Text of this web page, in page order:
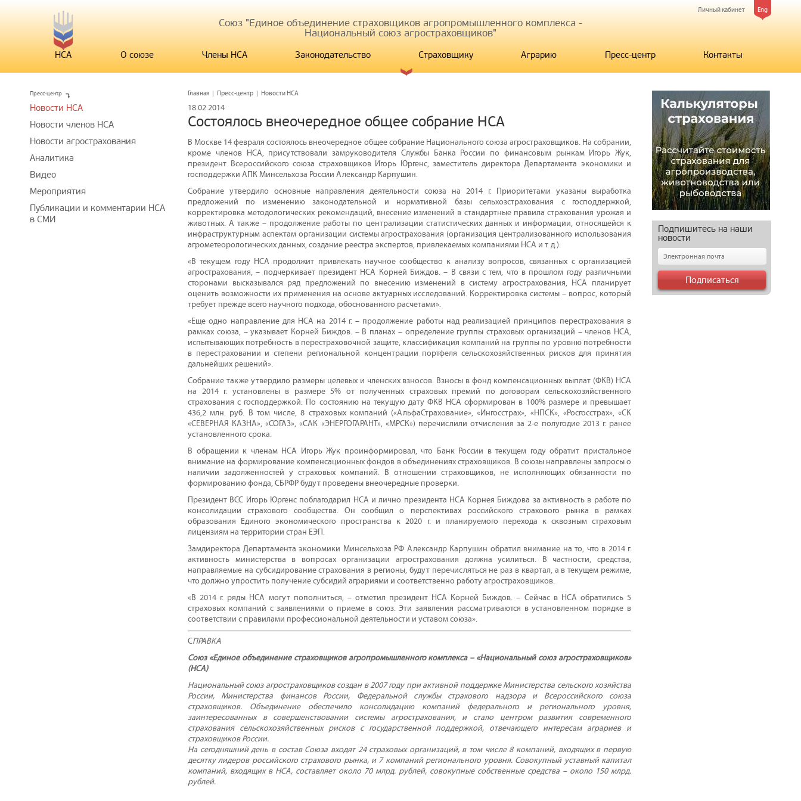
Eng
Личный кабинет
Союз "Единое объединение страховщиков агропромышленного комплекса -
Национальный союз агростраховщиков"
НСА О союзе Члены НСА Законодательство Страховщику Аграрию Пресс-центр Контакты
Главная | Пресс-центр | Новости НСА
18.02.2014
Состоялось внеочередное общее собрание НСА
В Москве 14 февраля состоялось внеочередное общее собрание Национального союза агростраховщиков. На собрании,
кроме членов НСА, присутствовали замруководителя Службы Банка России по финансовым рынкам Игорь Жук,
президент Всероссийского союза страховщиков Игорь Юргенс, заместитель директора Департамента экономики и
господдержки АПК Минсельхоза России Александр Карпушин.
Собрание утвердило основные направления деятельности союза на 2014 г. Приоритетами указаны выработка
предложений по изменению законодательной и нормативной базы сельхозстрахования с господдержкой,
корректировка методологических рекомендаций, внесение изменений в стандартные правила страхования урожая и
животных. А также – продолжение работы по централизации статистических данных и информации, относящейся к
инфраструктурным аспектам организации системы агрострахования (организация централизованного использования
агрометеорологических данных, создание реестра экспертов, привлекаемых компаниями НСА и т. д.).
«В текущем году НСА продолжит привлекать научное сообщество к анализу вопросов, связанных с организацией
агрострахования, – подчеркивает президент НСА Корней Биждов. – В связи с тем, что в прошлом году различными
сторонами высказывался ряд предложений по внесению изменений в систему агрострахования, НСА планирует
оценить возможности их применения на основе актуарных исследований. Корректировка системы – вопрос, который
требует прежде всего научного подхода, обоснованного расчетами».
«Еще одно направление для НСА на 2014 г. – продолжение работы над реализацией принципов перестрахования в
рамках союза, – указывает Корней Биждов. – В планах – определение группы страховых организаций – членов НСА,
испытывающих потребность в перестраховочной защите, классификация компаний на группы по уровню потребности
в перестраховании и степени региональной концентрации портфеля сельскохозяйственных рисков для принятия
дальнейших решений».
Собрание также утвердило размеры целевых и членских взносов. Взносы в фонд компенсационных выплат (ФКВ) НСА
на 2014 г. установлены в размере 5% от полученных страховых премий по договорам сельскохозяйственного
страхования с господдержкой. По состоянию на текущую дату ФКВ НСА сформирован в 100% размере и превышает
436,2 млн. руб. В том числе, 8 страховых компаний («АльфаСтрахование», «Ингосстрах», «НПСК», «Росгосстрах», «СК
«СЕВЕРНАЯ КАЗНА», «СОГАЗ», «САК «ЭНЕРГОГАРАНТ», «МРСК») перечислили отчисления за 2-е полугодие 2013 г. ранее
установленного срока.
В обращении к членам НСА Игорь Жук проинформировал, что Банк России в текущем году обратит пристальное
внимание на формирование компенсационных фондов в объединениях страховщиков. В союзы направлены запросы о
наличии задолженностей у страховых компаний. В отношении страховщиков, не исполняющих обязанности по
формированию фонда, СБРФР будут проведены внеочередные проверки.
Президент ВСС Игорь Юргенс поблагодарил НСА и лично президента НСА Корнея Биждова за активность в работе по
консолидации страхового сообщества. Он сообщил о перспективах российского страхового рынка в рамках
образования Единого экономического пространства к 2020 г. и планируемого перехода к сквозным страховым
лицензиям на территории стран ЕЭП.
Замдиректора Департамента экономики Минсельхоза РФ Александр Карпушин обратил внимание на то, что в 2014 г.
активность министерства в вопросах организации агрострахования должна усилиться. В частности, средства,
направляемые на субсидирование страхования в регионы, будут перечисляться не раз в квартал, а в текущем режиме,
что должно упростить получение субсидий аграриями и соответственно работу агростраховщиков.
«В 2014 г. ряды НСА могут пополниться, – отметил президент НСА Корней Биждов. – Сейчас в НСА обратились 5
страховых компаний с заявлениями о приеме в союз. Эти заявления рассматриваются в установленном порядке в
соответствии с правилами профессиональной деятельности и уставом союза».
СПРАВКА
Союз «Единое объединение страховщиков агропромышленного комплекса – «Национальный союз агростраховщиков»
(НСА)
Национальный союз агростраховщиков создан в 2007 году при активной поддержке Министерства сельского хозяйства
России, Министерства финансов России, Федеральной службы страхового надзора и Всероссийского союза
страховщиков. Объединение обеспечило консолидацию компаний федерального и регионального уровня,
заинтересованных в совершенствовании системы агрострахования, и стало центром развития современного
страхования сельскохозяйственных рисков с государственной поддержкой, отвечающего интересам аграриев и
страховщиков России.
На сегодняшний день в состав Союза входят 24 страховых организаций, в том числе 8 компаний, входящих в первую
десятку лидеров российского страхового рынка, и 7 компаний регионального уровня. Совокупный уставный капитал
компаний, входящих в НСА, составляет около 70 млрд. рублей, совокупные собственные средства – около 150 млрд.
рублей.
Пресс-центр
Новости НСА
Новости членов НСА
Новости агрострахования
Аналитика
Видео
Мероприятия
Публикации и комментарии НСА
в СМИ
Подпишитесь на наши
новости